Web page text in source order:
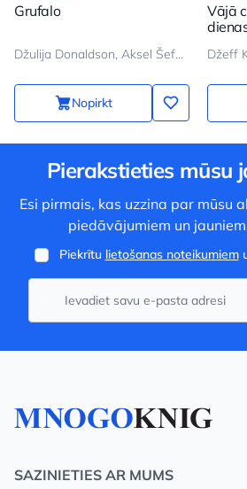
Grufalo
Džulija Donaldson, Aksel Šeffler
Nopirkt
Vājā
Džeff
Pierakstieties mūsu
Esi pirmais, kas uzzina par mūsu
piedāvājumiem un
Piekrītu lietošanas noteikumiem
SAZINIETIES AR MUMS